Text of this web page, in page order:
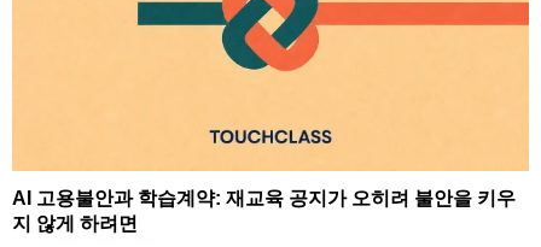
AI 고용불안과 학습계약: 재교육 공지가 오히려 불안을 키우
지 않게 하려면